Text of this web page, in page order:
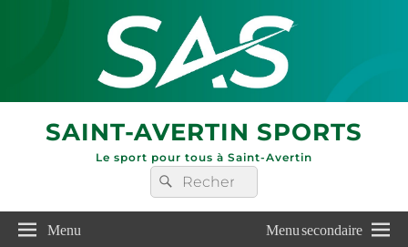
SAINT-AVERTIN SPORTS
Le sport pour tous à Saint-Avertin
Recherche :
Rechercher
Menu Menu secondaire